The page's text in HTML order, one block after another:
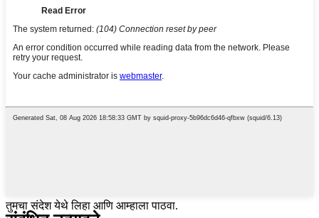
तुमचा संदेश येथे लिहा आणि आम्हाला पाठवा.